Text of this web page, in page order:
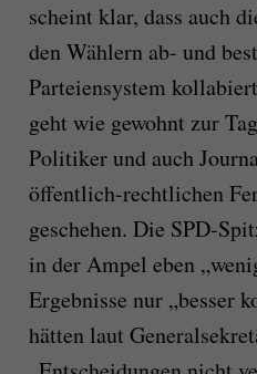
scheint klar, dass auch
den Wählern ab- und
Parteiensystem
geht wie gewohnt zur
Politiker und auch
öffentlich-rechtlichen
geschehen. Die SPD-
in der Ampel eben
Ergebnisse nur „besser
hätten laut